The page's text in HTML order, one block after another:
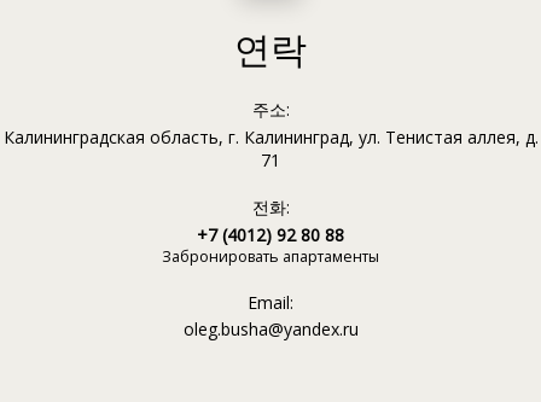
연락
주소:
Калининградская область, г. Калининград, ул. Тенистая аллея, д.
71
전화:
+7 (4012) 92 80 88
Забронировать апартаменты
Email:
oleg.busha@yandex.ru